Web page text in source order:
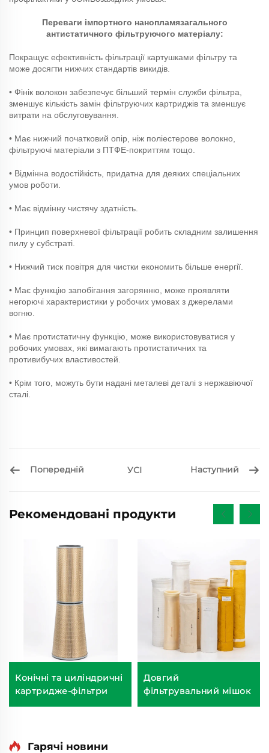
Переваги імпортного нанопламязагального
антистатичного фільтруючого матеріалу:
Покращує ефективність фільтрації картушками фільтру та
може досягти нижчих стандартів викидів.
• Фінік волокон забезпечує більший термін служби фільтра,
зменшує кількість замін фільтруючих картриджів та зменшує
витрати на обслуговування.
• Має нижчий початковий опір, ніж поліестерове волокно,
фільтруючі матеріали з ПТФЕ-покриттям тощо.
• Відмінна водостійкість, придатна для деяких спеціальних
умов роботи.
• Має відмінну чистячу здатність.
• Принцип поверхневої фільтрації робить складним залишення
пилу у субстраті.
• Нижчий тиск повітря для чистки економить більше енергії.
• Має функцію запобігання загорянню, може проявляти
негорючі характеристики у робочих умовах з джерелами
вогню.
• Має протистатичну функцію, може використовуватися у
робочих умовах, які вимагають протистатичних та
противибучих властивостей.
• Крім того, можуть бути надані металеві деталі з нержавіючої
сталі.
Попередній УСІ Наступний
Рекомендовані продукти
Конічні та циліндричні
картридже-фільтри
Довгий
фільтрувальний мішок
Гарячі новини